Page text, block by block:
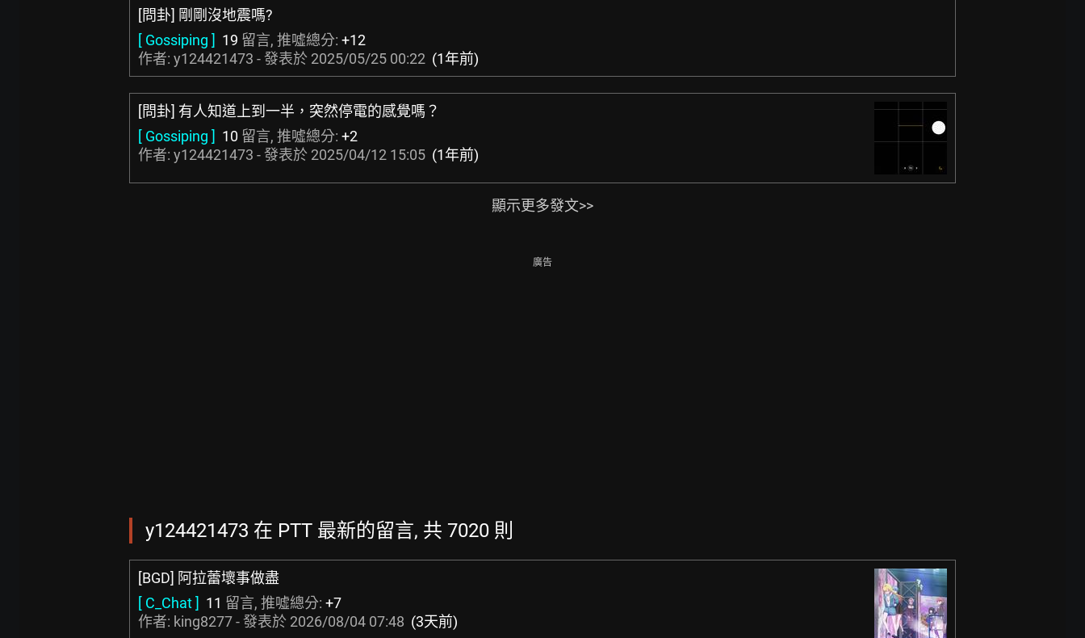
[問卦] 剛剛沒地震嗎?
[ Gossiping ] 19 留言, 推噓總分: +12
作者: y124421473 - 發表於 2025/05/25 00:22 (1年前)
[問卦] 有人知道上到一半，突然停電的感覺嗎？
[ Gossiping ] 10 留言, 推噓總分: +2
作者: y124421473 - 發表於 2025/04/12 15:05 (1年前)
顯示更多發文>>
廣告
y124421473 在 PTT 最新的留言, 共 7020 則
[BGD] 阿拉蕾壞事做盡
[ C_Chat ] 11 留言, 推噓總分: +7
作者: king8277- 發表於 2026/08/04 07:48 (3天前)